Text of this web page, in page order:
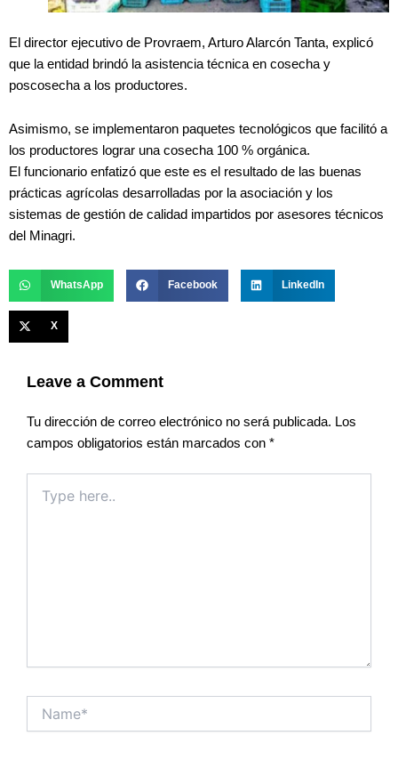
El director ejecutivo de Provraem, Arturo Alarcón Tanta, explicó
que la entidad brindó la asistencia técnica en cosecha y
poscosecha a los productores.
Asimismo, se implementaron paquetes tecnológicos que facilitó a
los productores lograr una cosecha 100 % orgánica.
El funcionario enfatizó que este es el resultado de las buenas
prácticas agrícolas desarrolladas por la asociación y los
sistemas de gestión de calidad impartidos por asesores técnicos
del Minagri.
WhatsApp Facebook LinkedIn
X
Leave a Comment
Tu dirección de correo electrónico no será publicada. Los
campos obligatorios están marcados con *
here..